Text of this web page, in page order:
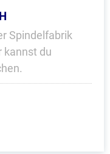
Spindelfabrik
kannst du